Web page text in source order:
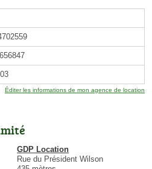
Éditer les informations de mon agence de location
GDP Location
Rue du Président Wilson